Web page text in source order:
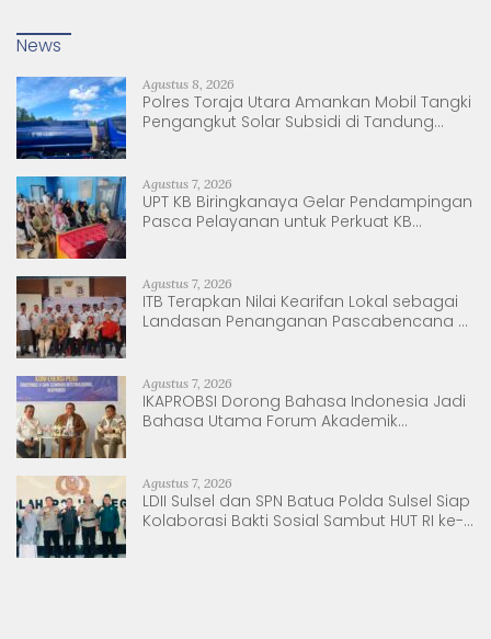
News
Agustus 8, 2026
Polres Toraja Utara Amankan Mobil Tangki
Pengangkut Solar Subsidi di Tandung
Agustus 7, 2026
UPT KB Biringkanaya Gelar Pendampingan
Pasca Pelayanan untuk Perkuat KB
Agustus 7, 2026
ITB Terapkan Nilai Kearifan Lokal sebagai
Landasan Penanganan Pascabencana di
Agustus 7, 2026
IKAPROBSI Dorong Bahasa Indonesia Jadi
Bahasa Utama Forum Akademik
Agustus 7, 2026
LDII Sulsel dan SPN Batua Polda Sulsel Siap
Kolaborasi Bakti Sosial Sambut HUT RI ke-